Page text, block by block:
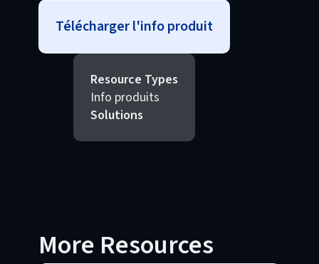
Télécharger l'info produit
Resource Types
Info produits
Solutions
More Resources